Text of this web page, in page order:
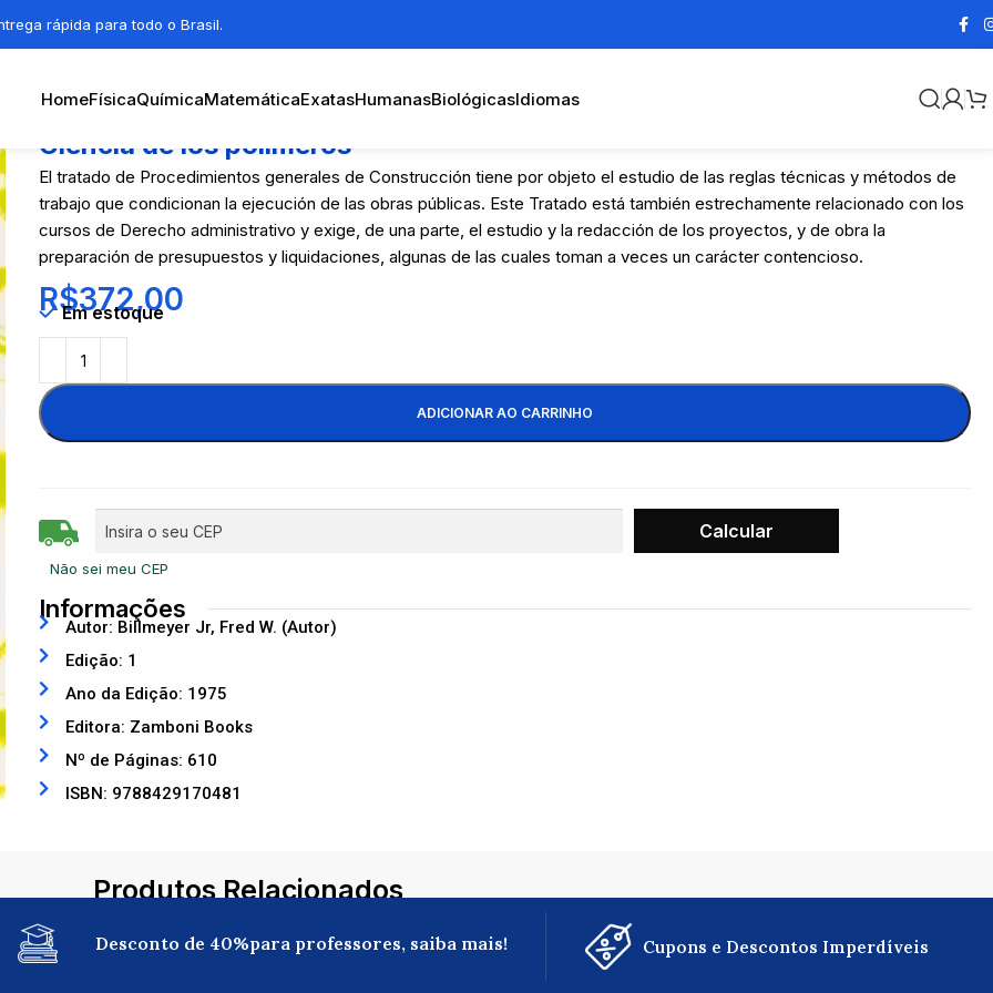
rápida para todo o Brasil.
HomeFísicaQuímicaMatemáticaExatasHumanasBiológicasIdiomas
Ciencia de los polímeros
El tratado de Procedimientos generales de Construcción tiene por objeto el estudio de las reglas técnicas y métodos de
trabajo que condicionan la ejecución de las obras públicas. Este Tratado está también estrechamente relacionado con los
cursos de Derecho administrativo y exige, de una parte, el estudio y la redacción de los proyectos, y de obra la
preparación de presupuestos y liquidaciones, algunas de las cuales toman a veces un carácter contencioso.
R$372,00
Em estoque
ADICIONAR AO CARRINHO
Não sei meu CEP
Informações
Autor: Billmeyer Jr, Fred W. (Autor)
Edição: 1
Ano da Edição: 1975
Editora: Zamboni Books
Nº de Páginas: 610
ISBN: 9788429170481
Produtos Relacionados
Desconto de 40%para professores, saiba mais! Cupons e Descontos Imperdíveis